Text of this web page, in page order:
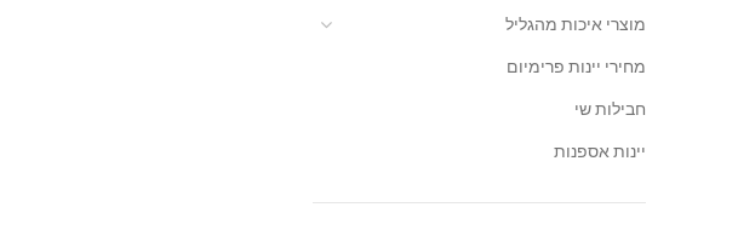
מוצרי איכות מהגליל
מחירי יינות פרימיום
חבילות שי
יינות אספנות